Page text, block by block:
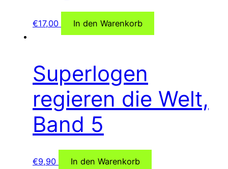
€17,00 In den Warenkorb
Superlogen
regieren die Welt,
Band 5
€9,90 In den Warenkorb